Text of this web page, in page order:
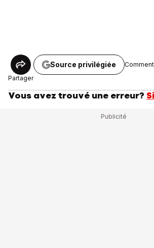
Partager
Source privilégiée
Vous avez trouvé une erreur?